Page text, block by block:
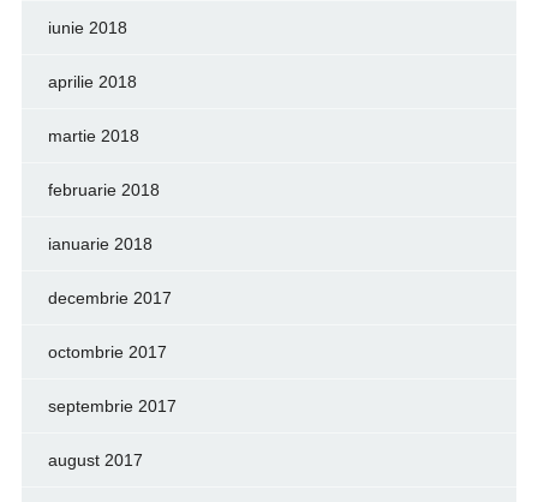
iunie 2018
aprilie 2018
martie 2018
februarie 2018
ianuarie 2018
decembrie 2017
octombrie 2017
septembrie 2017
august 2017